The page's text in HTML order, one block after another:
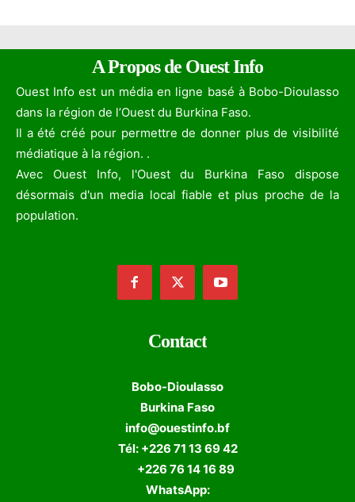
A Propos de Ouest Info
Ouest Info est un média en ligne basé à Bobo-Dioulasso
dans la région de l’Ouest du Burkina Faso.
Il a été créé pour permettre de donner plus de visibilité
médiatique à la région. .
Avec Ouest Info, l'Ouest du Burkina Faso dispose
désormais d'un media local fiable et plus proche de la
population.
Contact
Bobo-Dioulasso
Burkina Faso
info@ouestinfo.bf
Tél: +226 71 13 69 42
+226 76 14 16 89
WhatsApp: